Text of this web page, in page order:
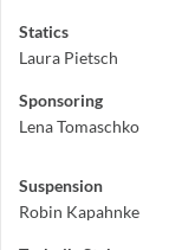
Statics
Laura Pietsch
Sponsoring
Lena Tomaschko
Suspension
Robin Kapahnke